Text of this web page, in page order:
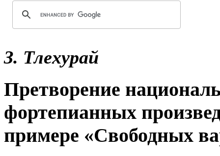
З. Тлехурай
Претворение
фортепианных
примере «Свободных